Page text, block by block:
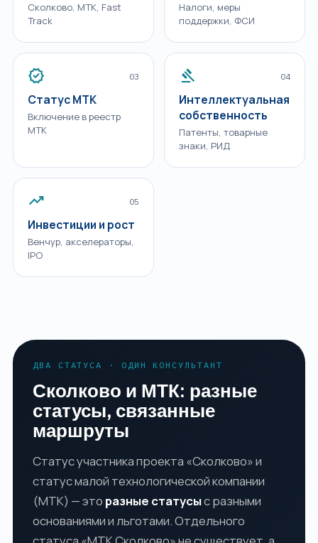
Сколково, МТК, Fast
Track
Налоги, меры
поддержки, ФСИ
verified 03
Статус МТК
Включение в реестр
МТК
gavel 04
Интеллектуальная
собственность
Патенты, товарные
знаки, РИД
trending_up 05
Инвестиции и рост
Венчур, акселераторы,
IPO
ДВА СТАТУСА · ОДИН КОНСУЛЬТАНТ
Сколково и МТК: разные
статусы, связанные
маршруты
Статус участника проекта «Сколково» и
статус малой технологической компании
(МТК) — это разные статусыс разными
основаниями и льготами. Отдельного